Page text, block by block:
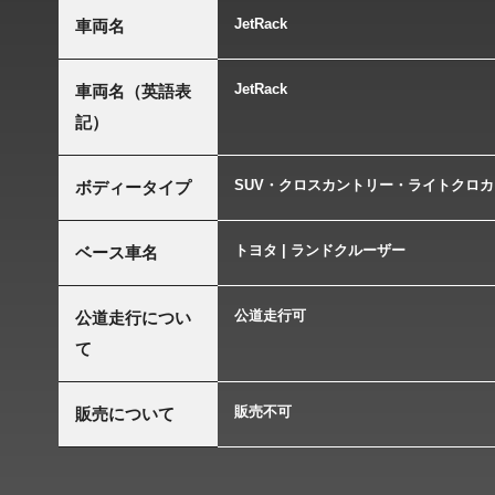
車両名 JetRack
車両名（英語表
記）
JetRack
ボディータイプ SUV・クロスカントリー・ライトクロ
ベース車名 トヨタ | ランドクルーザー
公道走行につい
て
公道走行可
販売について 販売不可